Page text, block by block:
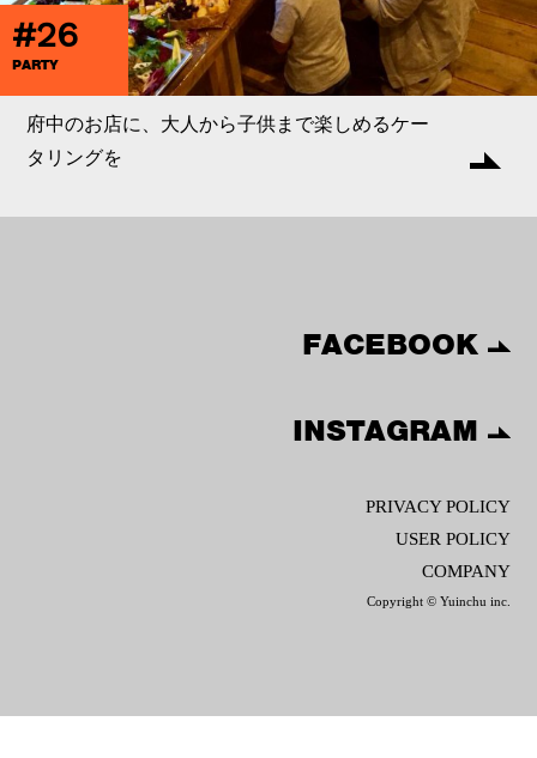
#26
PARTY
府中のお店に、大人から子供まで楽しめるケー
タリングを
FACEBOOK
INSTAGRAM
PRIVACY POLICY
USER POLICY
COMPANY
Copyright © Yuinchu inc.